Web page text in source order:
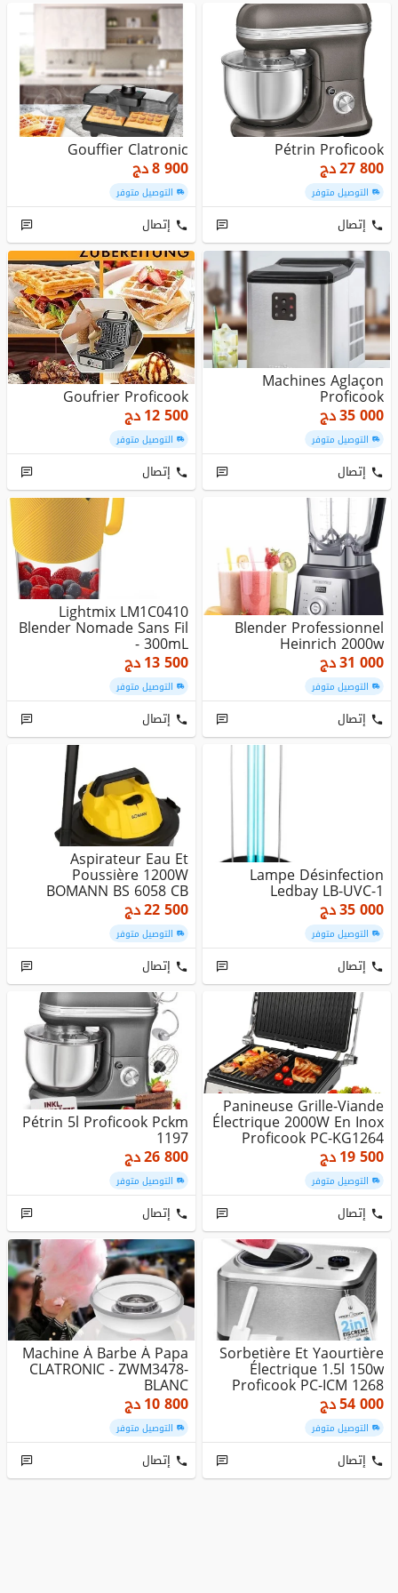
Pétrin Proficook
27 800دج
التوصيل متوفر
إتصال
Gouffier Clatronic
8 900دج
التوصيل متوفر
إتصال
Machines Aglaçon
Proficook
35 000دج
التوصيل متوفر
إتصال
Goufrier Proficook
12 500دج
التوصيل متوفر
إتصال
Blender Professionnel
Heinrich 2000w
31 000دج
التوصيل متوفر
إتصال
Lightmix LM1C0410
Blender Nomade Sans Fil
- 300mL
13 500دج
التوصيل متوفر
إتصال
Lampe Désinfection
Ledbay LB-UVC-1
35 000دج
التوصيل متوفر
إتصال
Aspirateur Eau Et
Poussière 1200W
BOMANN BS 6058 CB
22 500دج
التوصيل متوفر
إتصال
Panineuse Grille-Viande
Électrique 2000W En Inox
Proficook PC-KG1264
19 500دج
التوصيل متوفر
إتصال
Pétrin 5l Proficook Pckm
1197
26 800دج
التوصيل متوفر
إتصال
Sorbetière Et Yaourtière
Électrique 1.5l 150w
Proficook PC-ICM 1268
54 000دج
التوصيل متوفر
إتصال
Machine À Barbe À Papa
CLATRONIC - ZWM3478-
BLANC
10 800دج
التوصيل متوفر
إتصال